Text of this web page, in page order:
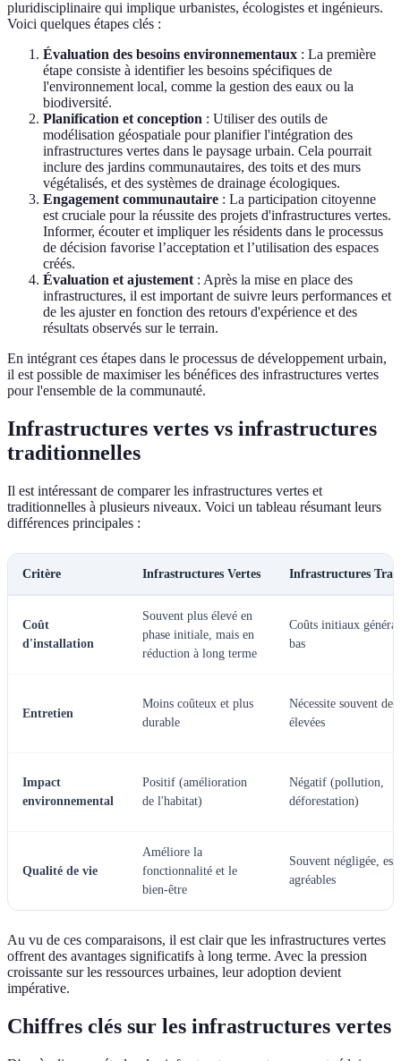
pluridisciplinaire qui implique urbanistes, écologistes et ingénieurs.
Voici quelques étapes clés :
Évaluation des besoins environnementaux : La première
étape consiste à identifier les besoins spécifiques de
l'environnement local, comme la gestion des eaux ou la
biodiversité.
Planification et conception : Utiliser des outils de
modélisation géospatiale pour planifier l'intégration des
infrastructures vertes dans le paysage urbain. Cela pourrait
inclure des jardins communautaires, des toits et des murs
végétalisés, et des systèmes de drainage écologiques.
Engagement communautaire : La participation citoyenne
est cruciale pour la réussite des projets d'infrastructures vertes.
Informer, écouter et impliquer les résidents dans le processus
de décision favorise l’acceptation et l’utilisation des espaces
créés.
Évaluation et ajustement: Après la mise en place des
infrastructures, il est important de suivre leurs performances et
de les ajuster en fonction des retours d'expérience et des
résultats observés sur le terrain.
En intégrant ces étapes dans le processus de développement urbain,
il est possible de maximiser les bénéfices des infrastructures vertes
pour l'ensemble de la communauté.
Infrastructures vertes vs infrastructures
traditionnelles
Il est intéressant de comparer les infrastructures vertes et
traditionnelles à plusieurs niveaux. Voici un tableau résumant leurs
différences principales :
Critère Infrastructures Vertes Infrastructures
Coût
d'installation
Souvent plus élevé en
phase initiale, mais en
réduction à long terme
Coûts initiaux
bas
Entretien
Moins coûteux et plus
durable
Nécessite souvent des
élevées
Impact
environnemental
Positif (amélioration
de l'habitat)
Négatif (pollution,
déforestation)
Qualité de vie
Améliore la
fonctionnalité et le
bien-être
Souvent négligée,
agréables
Au vu de ces comparaisons, il est clair que les infrastructures vertes
offrent des avantages significatifs à long terme. Avec la pression
croissante sur les ressources urbaines, leur adoption devient
impérative.
Chiffres clés sur les infrastructures vertes